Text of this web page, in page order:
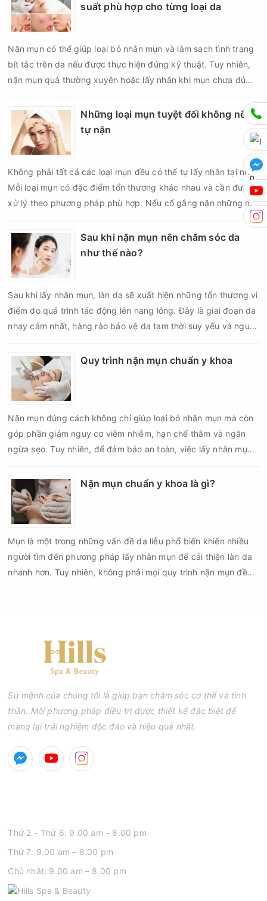
suất phù hợp cho từng loại da
Nặn mụn có thể giúp loại bỏ nhân mụn và làm sạch tình trạng
bít tắc trên da nếu được thực hiện đúng kỹ thuật. Tuy nhiên,
nặn mụn quá thường xuyên hoặc lấy nhân khi mụn chưa đủ
thâm sẹo. Vì vậy, bao lâu nên nặn mụn một lần là vấn đề được
nhiều người quan tâm khi xây dựng routine chăm sóc da. Tần
suất lấy nhân mụn không nên áp dụng giống nhau cho mọi
người mà cần dựa trên loại da, tình trạng mụn và khả năng
phục hồi của da.
Những loại mụn tuyệt đối không nên
tự nặn
Không phải tất cả các loại mụn đều có thể tự lấy nhân tại nhà.
Mỗi loại mụn có đặc điểm tổn thương khác nhau và cần được
xử lý theo phương pháp phù hợp. Nếu cố gắng nặn những nốt
mụn không đúng chỉ định, bạn có thể khiến tình trạng viêm trở
nên nghiêm trọng hơn, làm tăng nguy cơ nhiễm trùng, để lại
thâm hoặc sẹo khó phục hồi.
Sau khi nặn mụn nên chăm sóc da
như thế nào?
Sau khi lấy nhân mụn, làn da sẽ xuất hiện những tổn thương vi
điểm do quá trình tác động lên nang lông. Đây là giai đoạn da
nhạy cảm nhất, hàng rào bảo vệ da tạm thời suy yếu và nguy
nếu chăm sóc không đúng cách. Chính vì vậy, việc chăm sóc
da sau nặn mụn không chỉ giúp vùng da hồi phục nhanh hơn
mà còn góp phần giảm nguy cơ tái phát mụn và hạn chế các
biến chứng về sau.
Quy trình nặn mụn chuẩn y khoa
Nặn mụn đúng cách không chỉ giúp loại bỏ nhân mụn mà còn
góp phần giảm nguy cơ viêm nhiễm, hạn chế thâm và ngăn
ngừa sẹo. Tuy nhiên, để đảm bảo an toàn, việc lấy nhân mụn
đủ các bước vô khuẩn và chăm sóc sau điều trị.
Nặn mụn chuẩn y khoa là gì?
Mụn là một trong những vấn đề da liễu phổ biến khiến nhiều
người tìm đến phương pháp lấy nhân mụn để cải thiện làn da
nhanh hơn. Tuy nhiên, không phải mọi quy trình nặn mụn đều
đạt tiêu chuẩn cần đáp ứng những yêu cầu nào?
Sứ mệnh của chúng tôi là giúp bạn chăm sóc cơ thể và tinh
thần. Mỗi phương pháp điều trị được thiết kế đặc biệt để
mang lại trải nghiệm độc đáo và hiệu quả nhất.
Thứ 2 – Thứ 6: 9.00 am – 8.00 pm
Thứ 7: 9.00 am – 8.00 pm
Chủ nhật: 9.00 am – 8.00 pm